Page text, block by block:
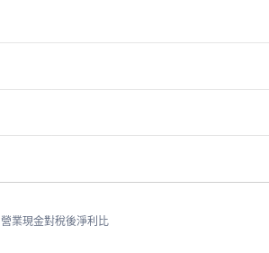
營業現金對稅後淨利比